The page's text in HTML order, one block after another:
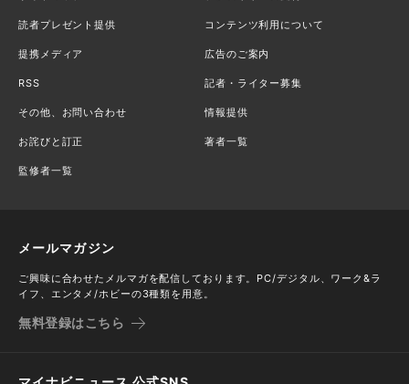
読者プレゼント提供 コンテンツ利用について
提携メディア 広告のご案内
RSS 記者・ライター募集
その他、お問い合わせ 情報提供
お詫びと訂正 著者一覧
監修者一覧
メールマガジン
ご興味に合わせたメルマガを配信しております。PC/デジタル、ワーク&ラ
イフ、エンタメ/ホビーの3種類を用意。
無料登録はこちら